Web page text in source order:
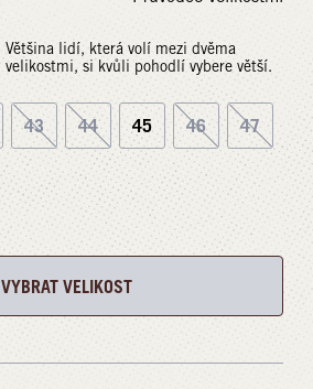
Většina lidí, která volí mezi dvěma
velikostmi, si kvůli pohodlí vybere větší.
43 44 45 46 47
VYBRAT VELIKOST